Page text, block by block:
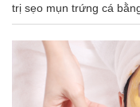
trị sẹo mụn trứng cá